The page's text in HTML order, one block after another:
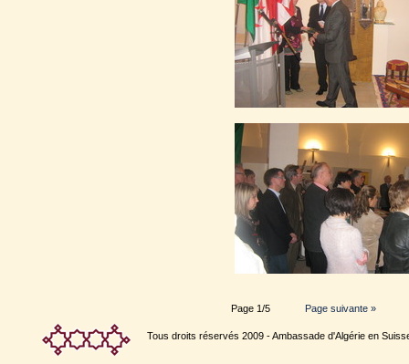
Page 1/5 Page suivante »
Tous droits réservés 2009 - Ambassade d'Algérie en